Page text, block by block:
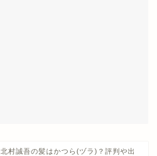
北村誠吾の髪はかつら(ヅラ)？評判や出